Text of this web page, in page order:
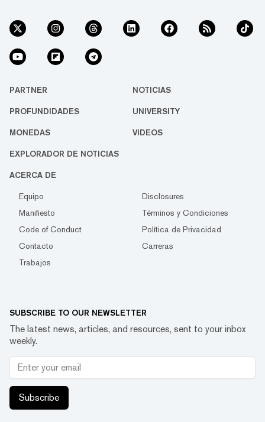
PARTNER NOTICIAS
PROFUNDIDADES UNIVERSITY
MONEDAS VIDEOS
EXPLORADOR DE NOTICIAS
ACERCA DE
Equipo
Disclosures
Manifiesto
Términos y Condiciones
Code of Conduct
Política de Privacidad
Contacto
Carreras
Trabajos
SUBSCRIBE TO OUR NEWSLETTER
The latest news, articles, and resources, sent to your inbox
weekly.
Subscribe